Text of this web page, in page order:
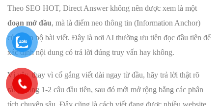
Theo SEO HOT, Direct Answer không nên được xem là một
đoạn mở đầu, mà là điểm neo thông tin (Information Anchor)
của toàn bộ bài viết. Đây là nơi AI thường ưu tiên đọc đầu tiên để
xác định nội dung có trả lời đúng truy vấn hay không.
Vì vậy, thay vì cố gắng viết dài ngay từ đầu, hãy trả lời thật rõ
ràng trong 1-2 câu đầu tiên, sau đó mới mở rộng bằng các phân
tích chuyên sâu. Đây cũng là cách viết đang được nhiều website